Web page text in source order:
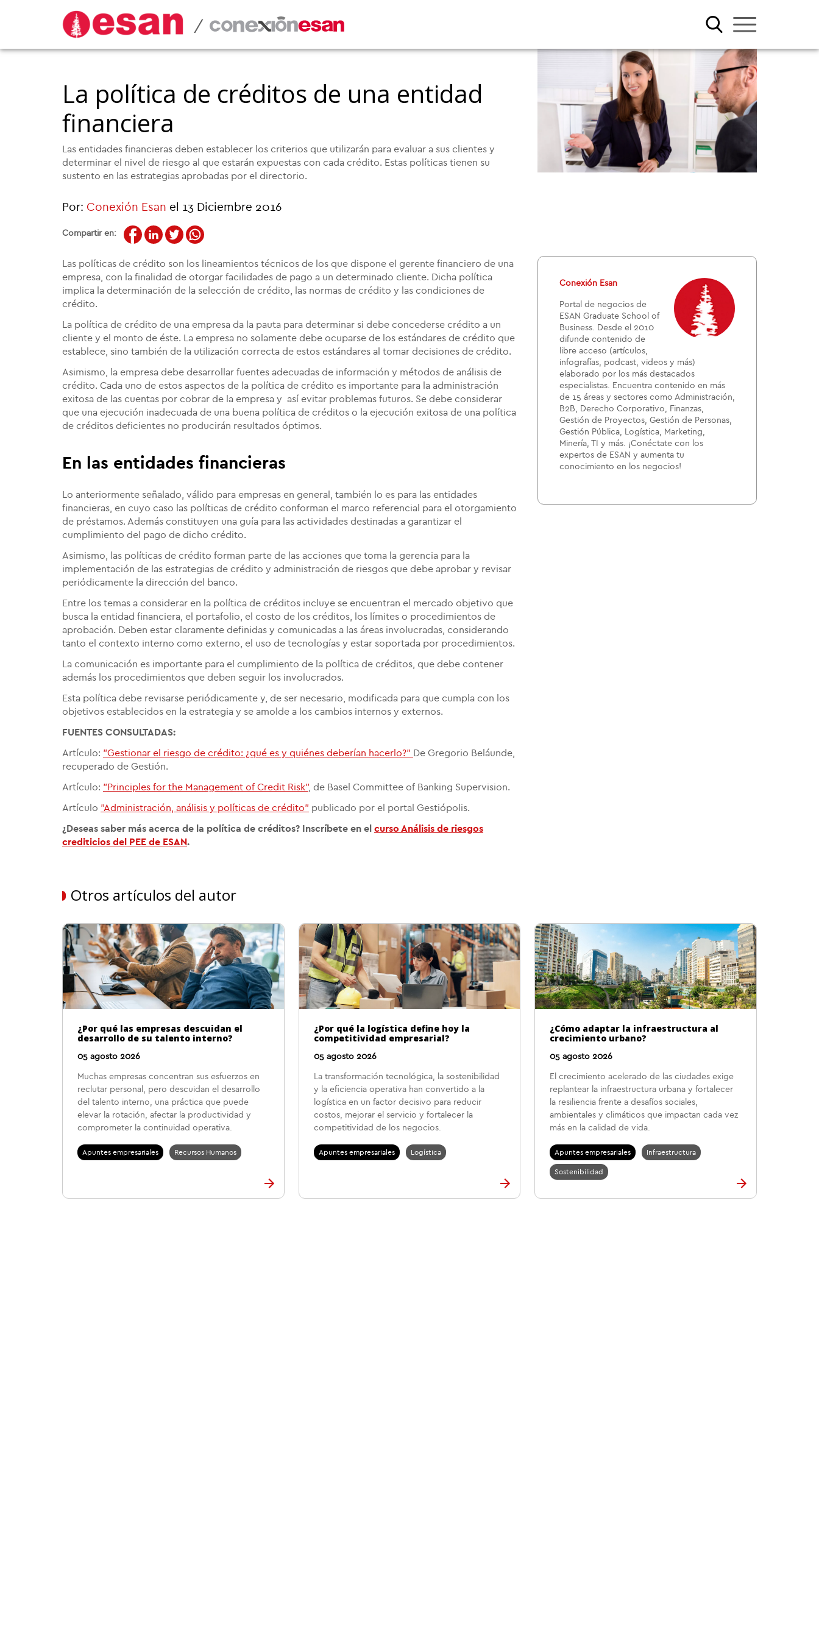
/
La política de créditos de una entidad
financiera
Las entidades financieras deben establecer los criterios que utilizarán para evaluar a sus clientes y
determinar el nivel de riesgo al que estarán expuestas con cada crédito. Estas políticas tienen su
sustento en las estrategias aprobadas por el directorio.
Por: Conexión Esan el 13 Diciembre 2016
Compartir en:
Las políticas de crédito son los lineamientos técnicos de los que dispone el gerente financiero de una
empresa, con la finalidad de otorgar facilidades de pago a un determinado cliente. Dicha política
implica la determinación de la selección de crédito, las normas de crédito y las condiciones de
crédito.
La política de crédito de una empresa da la pauta para determinar si debe concederse crédito a un
cliente y el monto de éste. La empresa no solamente debe ocuparse de los estándares de crédito que
establece, sino también de la utilización correcta de estos estándares al tomar decisiones de crédito.
Asimismo, la empresa debe desarrollar fuentes adecuadas de información y métodos de análisis de
crédito. Cada uno de estos aspectos de la política de crédito es importante para la administración
exitosa de las cuentas por cobrar de la empresa y así evitar problemas futuros. Se debe considerar
que una ejecución inadecuada de una buena política de créditos o la ejecución exitosa de una política
de créditos deficientes no producirán resultados óptimos.
En las entidades financieras
Lo anteriormente señalado, válido para empresas en general, también lo es para las entidades
financieras, en cuyo caso las políticas de crédito conforman el marco referencial para el otorgamiento
de préstamos. Además constituyen una guía para las actividades destinadas a garantizar el
cumplimiento del pago de dicho crédito.
Asimismo, las políticas de crédito forman parte de las acciones que toma la gerencia para la
implementación de las estrategias de crédito y administración de riesgos que debe aprobar y revisar
periódicamente la dirección del banco.
Entre los temas a considerar en la política de créditos incluye se encuentran el mercado objetivo que
busca la entidad financiera, el portafolio, el costo de los créditos, los límites o procedimientos de
aprobación. Deben estar claramente definidas y comunicadas a las áreas involucradas, considerando
tanto el contexto interno como externo, el uso de tecnologías y estar soportada por procedimientos.
La comunicación es importante para el cumplimiento de la política de créditos, que debe contener
además los procedimientos que deben seguir los involucrados.
Esta política debe revisarse periódicamente y, de ser necesario, modificada para que cumpla con los
objetivos establecidos en la estrategia y se amolde a los cambios internos y externos.
FUENTES CONSULTADAS:
Artículo: "Gestionar el riesgo de crédito: ¿qué es y quiénes deberían hacerlo?" De Gregorio Beláunde,
recuperado de Gestión.
Artículo: "Principles for the Management of Credit Risk", de Basel Committee of Banking Supervision.
Artículo "Administración, análisis y políticas de crédito" publicado por el portal Gestiópolis.
¿Deseas saber más acerca de la política de créditos? Inscríbete en el curso Análisis de riesgos
crediticios del PEE de ESAN.
Conexión Esan
Portal de negocios de
ESAN Graduate School of
Business. Desde el 2010
difunde contenido de
libre acceso (artículos,
infografías, podcast, videos y más)
elaborado por los más destacados
especialistas. Encuentra contenido en más
de 15 áreas y sectores como Administración,
B2B, Derecho Corporativo, Finanzas,
Gestión de Proyectos, Gestión de Personas,
Gestión Pública, Logística, Marketing,
Minería, TI y más. ¡Conéctate con los
expertos de ESAN y aumenta tu
conocimiento en los negocios!
Otros artículos del autor
¿Por qué las empresas descuidan el
desarrollo de su talento interno?
05 agosto 2026
Muchas empresas concentran sus esfuerzos en
reclutar personal, pero descuidan el desarrollo
del talento interno, una práctica que puede
elevar la rotación, afectar la productividad y
comprometer la continuidad operativa.
Apuntes empresariales Recursos Humanos
¿Por qué la logística define hoy la
competitividad empresarial?
05 agosto 2026
La transformación tecnológica, la sostenibilidad
y la eficiencia operativa han convertido a la
logística en un factor decisivo para reducir
costos, mejorar el servicio y fortalecer la
competitividad de los negocios.
Apuntes empresariales Logística
¿Cómo adaptar la infraestructura al
crecimiento urbano?
05 agosto 2026
El crecimiento acelerado de las ciudades exige
replantear la infraestructura urbana y fortalecer
la resiliencia frente a desafíos sociales,
ambientales y climáticos que impactan cada vez
más en la calidad de vida.
Apuntes empresariales Infraestructura
Sostenibilidad